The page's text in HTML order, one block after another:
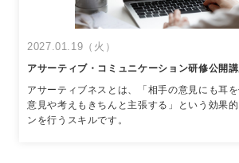
2027.01.19（火）
アサーティブ・コミュニケーション研修公開講
アサーティブネスとは、「相手の意見にも耳
意見や考えもきちんと主張する」という効果
ンを行うスキルです。